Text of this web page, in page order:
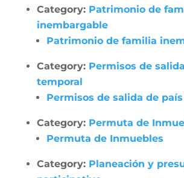
Category: Patrimonio de
inembargable
Patrimonio de familia
Category: Permisos de
temporal
Permisos de salida de
Category: Permuta de
Permuta de Inmuebles
Category: Planeación y